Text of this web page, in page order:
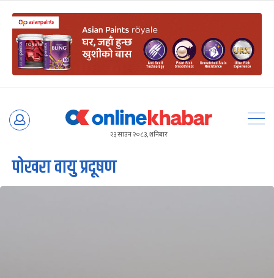
Skip
२३ साउन २०८३, शनिबार
पोखरा वायु प्रदूषण